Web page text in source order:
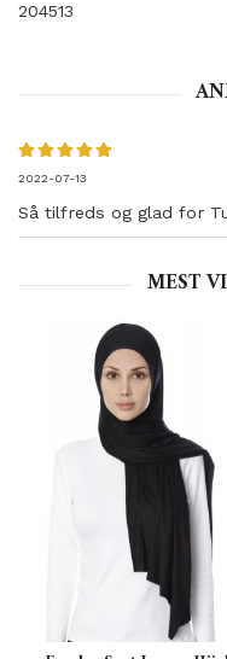
204513
2022-07-13
Så tilfreds og glad for
MEST